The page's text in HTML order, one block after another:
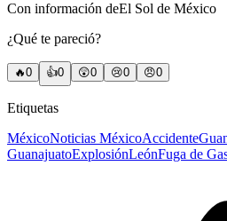
Con información deEl Sol de México
¿Qué te pareció?
🔥0 👍0 😲0 😢0 😠0
Etiquetas
MéxicoNoticias MéxicoAccidente
GuanajuatoExplosiónLeónFuga de